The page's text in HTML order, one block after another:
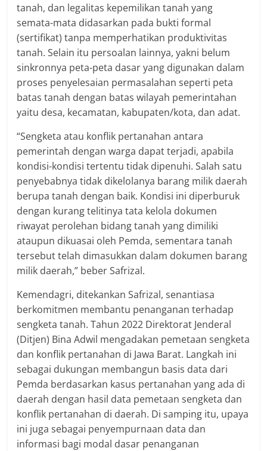
tanah, dan legalitas kepemilikan tanah yang
semata-mata didasarkan pada bukti formal
(sertifikat) tanpa memperhatikan produktivitas
tanah. Selain itu persoalan lainnya, yakni belum
sinkronnya peta-peta dasar yang digunakan dalam
proses penyelesaian permasalahan seperti peta
batas tanah dengan batas wilayah pemerintahan
yaitu desa, kecamatan, kabupaten/kota, dan adat.
“Sengketa atau konflik pertanahan antara
pemerintah dengan warga dapat terjadi, apabila
kondisi-kondisi tertentu tidak dipenuhi. Salah satu
penyebabnya tidak dikelolanya barang milik daerah
berupa tanah dengan baik. Kondisi ini diperburuk
dengan kurang telitinya tata kelola dokumen
riwayat perolehan bidang tanah yang dimiliki
ataupun dikuasai oleh Pemda, sementara tanah
tersebut telah dimasukkan dalam dokumen barang
milik daerah,” beber Safrizal.
Kemendagri, ditekankan Safrizal, senantiasa
berkomitmen membantu penanganan terhadap
sengketa tanah. Tahun 2022 Direktorat Jenderal
(Ditjen) Bina Adwil mengadakan pemetaan sengketa
dan konflik pertanahan di Jawa Barat. Langkah ini
sebagai dukungan membangun basis data dari
Pemda berdasarkan kasus pertanahan yang ada di
daerah dengan hasil data pemetaan sengketa dan
konflik pertanahan di daerah. Di samping itu, upaya
ini juga sebagai penyempurnaan data dan
informasi bagi modal dasar penanganan